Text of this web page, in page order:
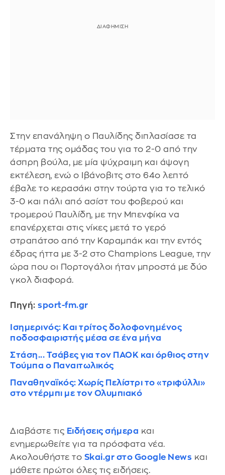
Στην επανάληψη ο Παυλίδης διπλασίασε τα
τέρματα της ομάδας του για το 2-0 από την
άσπρη βούλα, με μία ψύχραιμη και άψογη
εκτέλεση, ενώ ο Ιβάνοβιτς στο 64ο λεπτό
έβαλε το κερασάκι στην τούρτα για το τελικό
3-0 και πάλι από ασίστ του φοβερού και
τρομερού Παυλίδη, με την Μπενφίκα να
επανέρχεται στις νίκες μετά το γερό
στραπάτσο από την Καραμπάκ και την εντός
έδρας ήττα με 3-2 στο Champions League, την
ώρα που οι Πορτογάλοι ήταν μπροστά με δύο
γκολ διαφορά.
Πηγή: sport-fm.gr
Ισημερινός: Και τρίτος δολοφονημένος
ποδοσφαιριστής μέσα σε ένα μήνα
Στάση... Τσάβες για τον ΠΑΟΚ και όρθιος στην
Τούμπα ο Παναιτωλικός
Παναθηναϊκός: Χωρίς Πελίστρι το «τριφύλλι»
στο ντέρμπι με τον Ολυμπιακό
Διαβάστε τις Ειδήσεις σήμερα και
ενημερωθείτε για τα πρόσφατα νέα.
Ακολουθήστε το Skai.gr στο Google News και
μάθετε πρώτοι όλες τις ειδήσεις.